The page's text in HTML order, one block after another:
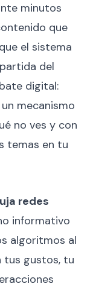
minutos
que
el sistema
del
digital:
un mecanismo
no ves y con
temas en tu
redes
informativo
algoritmos al
tus gustos, tu